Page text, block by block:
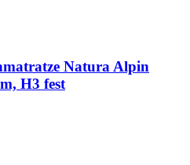
Natura Alpin
H3 fest